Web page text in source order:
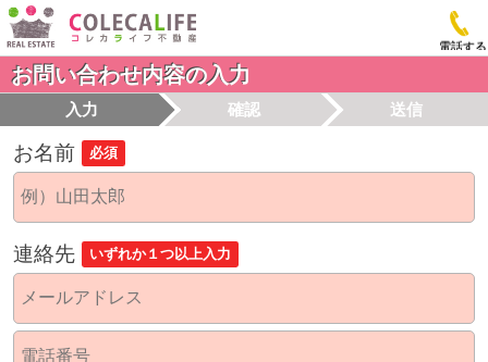
電話する
お問い合わせ内容の入力
入力 確認 送信
お名前 必須
連絡先 いずれか１つ以上入力